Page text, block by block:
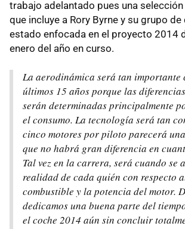
trabajo adelantado pues una
que incluye a Rory Byrne y su grupo
estado enfocada en el proyecto 2014
enero del año en curso.
La aerodinámica será tan importante
últimos 15 años porque las
serán determinadas principalmente
el consumo. La tecnología será tan
cinco motores por piloto parecerá
que no habrá gran diferencia en
Tal vez en la carrera, será cuando se
realidad de cada quién con respecto
combustible y la potencia del motor.
dedicamos una buena parte del
el coche 2014 aún sin concluir